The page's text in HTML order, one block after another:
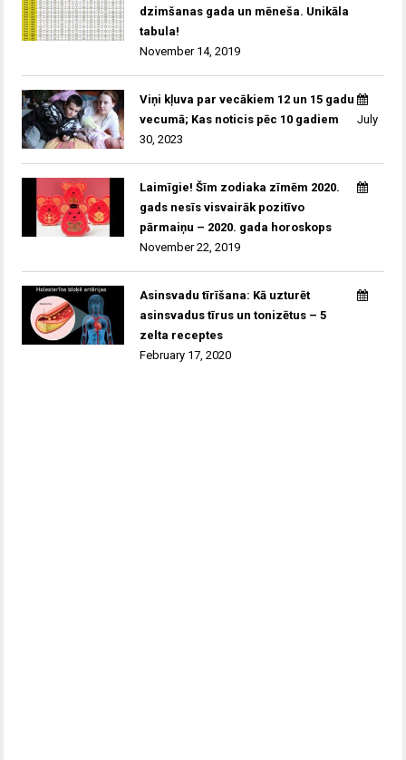
dzimšanas gada un mēneša. Unikāla
tabula!
November 14, 2019
Viņi kļuva par vecākiem 12 un 15 gadu
vecumā; Kas noticis pēc 10 gadiem
July
30, 2023
Laimīgie! Šīm zodiaka zīmēm 2020.
gads nesīs visvairāk pozitīvo
pārmaiņu – 2020. gada horoskops
November 22, 2019
Asinsvadu tīrīšana: Kā uzturēt
asinsvadus tīrus un tonizētus – 5
zelta receptes
February 17, 2020